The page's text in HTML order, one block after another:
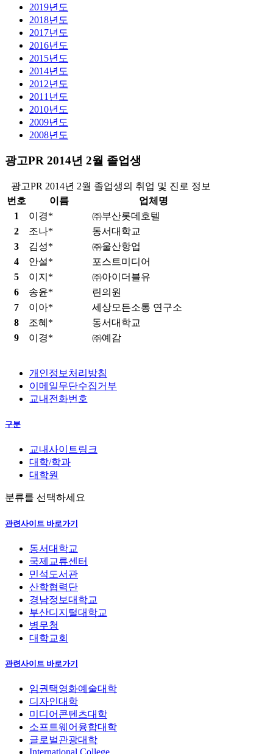
2019년도
2018년도
2017년도
2016년도
2015년도
2014년도
2012년도
2011년도
2010년도
2009년도
2008년도
광고PR 2014년 2월 졸업생
광고PR 2014년 2월 졸업생의 취업 및 진로 정보
번호
이름
업체명
1
이경*
㈜부산롯데호텔
2
조나*
동서대학교
3
김성*
㈜울산항업
4
안설*
포스트미디어
5
이지*
㈜아이더블유
6
송윤*
린의원
7
이아*
세상모든소통 연구소
8
조혜*
동서대학교
9
이경* ㈜예감
개인정보처리방침
이메일무단수집거부
교내전화번호
구분
교내사이트링크
대학/학과
대학원
분류를 선택하세요
관련사이트 바로가기
동서대학교
국제교류센터
민석도서관
산학협력단
경남정보대학교
부산디지털대학교
병무청
대학교회
관련사이트 바로가기
임권택영화예술대학
디자인대학
미디어콘텐츠대학
소프트웨어융합대학
글로벌관광대학
International College